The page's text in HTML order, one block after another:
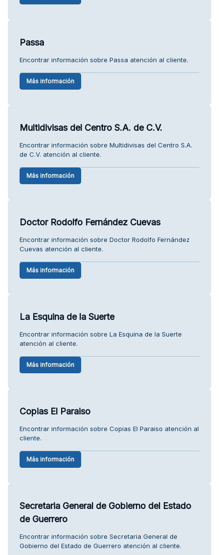
Passa
Encontrar información sobre Passa atención al cliente.
Más información
Multidivisas del Centro S.A. de C.V.
Encontrar información sobre Multidivisas del Centro S.A.
de C.V. atención al cliente.
Más información
Doctor Rodolfo Fernández Cuevas
Encontrar información sobre Doctor Rodolfo Fernández
Cuevas atención al cliente.
Más información
La Esquina de la Suerte
Encontrar información sobre La Esquina de la Suerte
atención al cliente.
Más información
Copias El Paraiso
Encontrar información sobre Copias El Paraiso atención al
cliente.
Más información
Secretaria General de Gobierno del Estado
de Guerrero
Encontrar información sobre Secretaria General de
Gobierno del Estado de Guerrero atención al cliente.